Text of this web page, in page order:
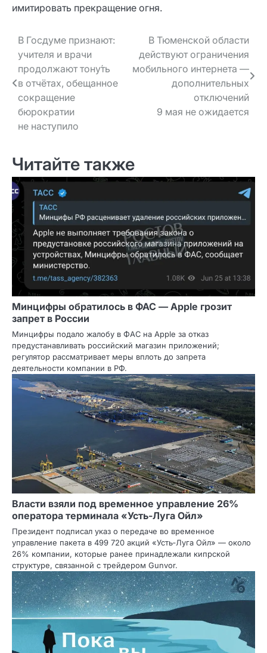
имитировать прекращение огня.
Навигация
по записям
В Госдуме признают:
учителя и врачи
продолжают тону́ть
в отчётах, обещанное
сокращение
бюрократии
не наступило
В Тюменской области
действуют ограничения
мобильного интернета —
дополнительных
отключений
9 мая не ожидается
Читайте также
Минцифры обратилось в ФАС — Apple грозит
запрет в России
Минцифры подало жалобу в ФАС на Apple за отказ
предустанавливать российский магазин приложений;
регулятор рассматривает меры вплоть до запрета
деятельности компании в РФ.
Власти взяли под временное управление 26%
оператора терминала «Усть‑Луга Ойл»
Президент подписал указ о передаче во временное
управление пакета в 499 720 акций «Усть‑Луга Ойл» — около
26% компании, которые ранее принадлежали кипрской
структуре, связанной с трейдером Gunvor.